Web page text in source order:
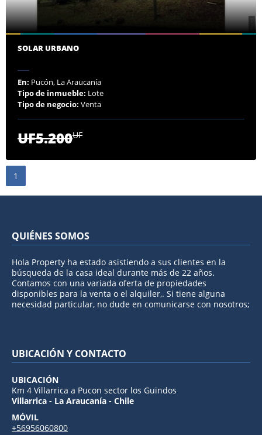
SOLAR URBANO
En: Pucón, La Araucanía
Tipo de inmueble: Lote
Tipo de negocio: Venta
UF5.200UF
1
QUIÉNES SOMOS
Hola Property ha estado asistiendo a sus clientes en la
búsqueda de la casa ideal durante más de 22 años.
Contamos con una variada oferta de propiedades
disponibles para la venta o el alquiler,. Si tiene alguna
necesidad particular, no dude en comunicarse con nosotros;
UBICACIÓN Y CONTACTO
UBICACIÓN
Km 4 Villarrica a Pucon sector los Guindos
Villarrica - La Araucanía - Chile
MÓVIL
+56956060800